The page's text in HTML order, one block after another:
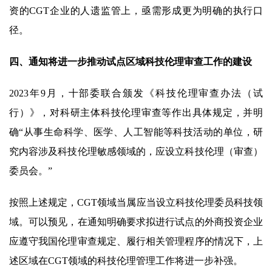
资的CGT企业的人遗监管上，亟需形成更为明确的执行口
径。
四、通知将进一步推动试点区域科技伦理审查工作的建设
2023年9月，十部委联合颁发《科技伦理审查办法（试
行）》，对科研主体科技伦理审查等作出具体规定，并明
确“从事生命科学、医学、人工智能等科技活动的单位，研
究内容涉及科技伦理敏感领域的，应设立科技伦理（审查）
委员会。”
按照上述规定，CGT领域当属应当设立科技伦理委员科技领
域。可以预见，在通知明确要求拟进行试点的外商投资企业
应遵守我国伦理审查规定、履行相关管理程序的情况下，上
述区域在CGT领域的科技伦理管理工作将进一步补强。